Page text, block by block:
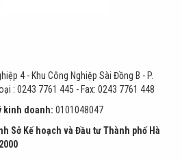
4 - Khu Công Nghiệp Sài Đồng B - P.
: 0243 7761 445 - Fax: 0243 7761 448
kinh doanh: 0101048047
Sở Kế hoạch và Đầu tư Thành phố Hà